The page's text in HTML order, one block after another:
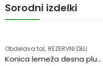
Sorodni izdelki
Obdelava tal, REZERVNI DELI
Konica lemeža desna pluga Pottinger